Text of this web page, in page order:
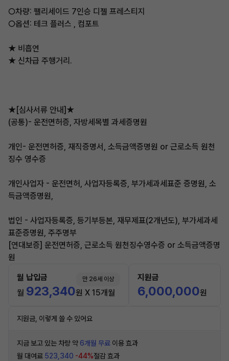
○차량: 팰리세이드 7인승 디젤 프레스티지
○옵션: 테크 플러스 , 컴포트
★ 비흡연
★ 신차급 주행거리.
★[심사서류 안내]★
(공통)- 운전면허증, 자방세목별 과세증명원
개인- 운전면허증, 재직증명서, 소득금액증명원 or 근로소득 원천
징수 영수증
개인사업자 - 운전면허, 사업자등록증, 부가세과세표준 증명원, 소
득금액증명원,
법인 - 사업자등록증, 등기부등본, 재무제표(2개년도), 부가세과세
표준증명원, 주주명부
[연대보증] 운전면허증, 근로소득 원천징수영수증 or 소득금액증명
원
월 납입금 만 26세 이상
월 923,340원 X 15개월
지원금
6,000,000원
지원금, 이렇게 쓸 수 있어요
지금 보고 있는 차량 약 6개월 무료 이용 효과
월 대여료 523,340 -44%절감 효과